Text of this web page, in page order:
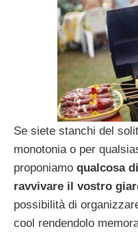
Se siete stanchi del
monotonia o per
proponiamo qualcosa
ravvivare il vostro
possibilità di
cool rendendolo